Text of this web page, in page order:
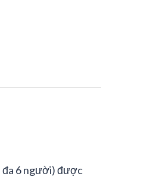
đa 6 người) được